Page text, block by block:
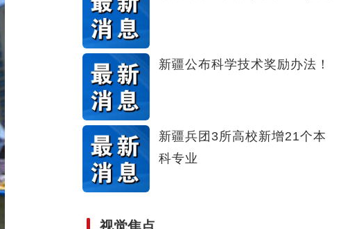
新疆公布科学技术奖励办法！
新疆兵团3所高校新增21个本
科专业
全力开展公正检验 助力棉花质量提升